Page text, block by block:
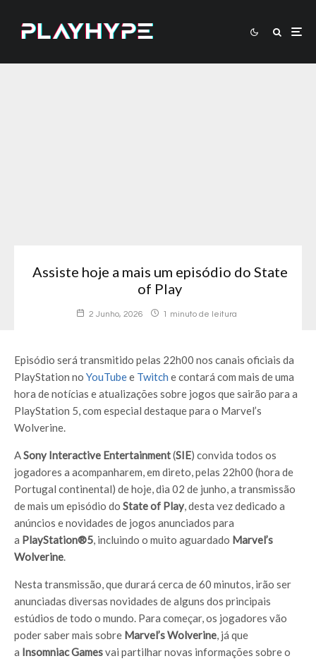
Assiste hoje a mais um episódio do State
of Play
2 Junho, 2026 1 minuto de leitura
Episódio será transmitido pelas 22h00 nos canais oficiais da
PlayStation no YouTubee Twitch e contará com mais de uma
hora de notícias e atualizações sobre jogos que sairão para a
PlayStation 5, com especial destaque para o Marvel’s
Wolverine.
ASony Interactive Entertainment(SIE) convida todos os
jogadores a acompanharem, em direto, pelas 22h00 (hora de
Portugal continental) de hoje, dia 02 de junho, a transmissão
de mais um episódio do State of Play, desta vez dedicado a
anúncios e novidades de jogos anunciados para
a PlayStation®5, incluindo o muito aguardado Marvel’s
Wolverine.
Nesta transmissão, que durará cerca de 60 minutos, irão ser
anunciadas diversas novidades de alguns dos principais
estúdios de todo o mundo. Para começar, os jogadores vão
poder saber mais sobre Marvel’s Wolverine, já que
a InsomniacGamesvai partilhar novas informações sobre o